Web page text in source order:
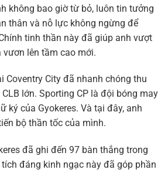
không bao giờ từ bỏ, luôn tin tưởng
thân và nỗ lực không ngừng để
tinh thần này đã giúp anh vượt
lên tầm cao mới.
Coventry City đã nhanh chóng thu
lớn. Sporting CP là đội bóng may
ký của Gyokeres. Và tại đây, anh
bộ thần tốc của mình.
đã ghi đến 97 bàn thắng trong
đáng kinh ngạc này đã góp phần